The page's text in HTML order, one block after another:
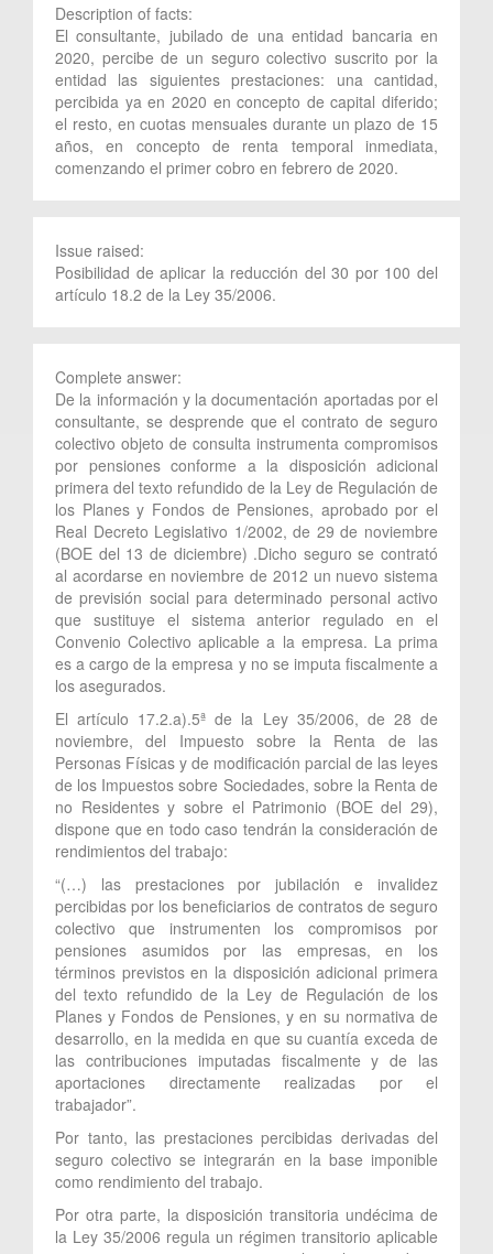
Description of facts:
El consultante, jubilado de una entidad bancaria en
2020, percibe de un seguro colectivo suscrito por la
entidad las siguientes prestaciones: una cantidad,
percibida ya en 2020 en concepto de capital diferido;
el resto, en cuotas mensuales durante un plazo de 15
años, en concepto de renta temporal inmediata,
comenzando el primer cobro en febrero de 2020.
Issue raised:
Posibilidad de aplicar la reducción del 30 por 100 del
artículo 18.2 de la Ley 35/2006.
Complete answer:
De la información y la documentación aportadas por el
consultante, se desprende que el contrato de seguro
colectivo objeto de consulta instrumenta compromisos
por pensiones conforme a la disposición adicional
primera del texto refundido de la Ley de Regulación de
los Planes y Fondos de Pensiones, aprobado por el
Real Decreto Legislativo 1/2002, de 29 de noviembre
(BOE del 13 de diciembre) .Dicho seguro se contrató
al acordarse en noviembre de 2012 un nuevo sistema
de previsión social para determinado personal activo
que sustituye el sistema anterior regulado en el
Convenio Colectivo aplicable a la empresa. La prima
es a cargo de la empresa y no se imputa fiscalmente a
los asegurados.
El artículo 17.2.a).5ª de la Ley 35/2006, de 28 de
noviembre, del Impuesto sobre la Renta de las
Personas Físicas y de modificación parcial de las leyes
de los Impuestos sobre Sociedades, sobre la Renta de
no Residentes y sobre el Patrimonio (BOE del 29),
dispone que en todo caso tendrán la consideración de
rendimientos del trabajo:
“(…) las prestaciones por jubilación e invalidez
percibidas por los beneficiarios de contratos de seguro
colectivo que instrumenten los compromisos por
pensiones asumidos por las empresas, en los
términos previstos en la disposición adicional primera
del texto refundido de la Ley de Regulación de los
Planes y Fondos de Pensiones, y en su normativa de
desarrollo, en la medida en que su cuantía exceda de
las contribuciones imputadas fiscalmente y de las
aportaciones directamente realizadas por el
trabajador”.
Por tanto, las prestaciones percibidas derivadas del
seguro colectivo se integrarán en la base imponible
como rendimiento del trabajo.
Por otra parte, la disposición transitoria undécima de
la Ley 35/2006 regula un régimen transitorio aplicable